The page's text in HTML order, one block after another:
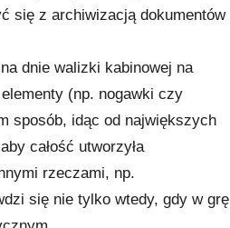
się z archiwizacją dokumentów
dnie walizki kabinowej na
(np. nogawki czy
sposób, idąc od największych
całość utworzyła
rzeczami, np.
się nie tylko wtedy, gdy w grę